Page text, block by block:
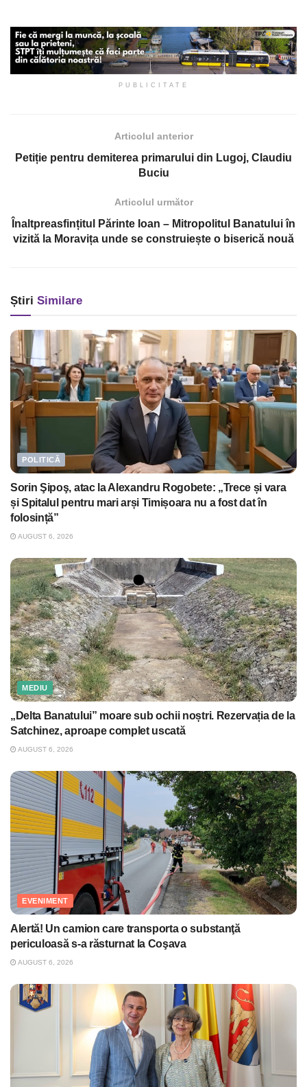
PUBLICITATE
Articolul anterior
Petiție pentru demiterea primarului din Lugoj, Claudiu
Buciu
Articolul următor
Înaltpreasfințitul Părinte Ioan – Mitropolitul Banatului în
vizită la Moravița unde se construiește o biserică nouă
Știri Similare
POLITICĂ
Sorin Şipoş, atac la Alexandru Rogobete: „Trece și vara
și Spitalul pentru mari arși Timișoara nu a fost dat în
folosință”
AUGUST 6, 2026
MEDIU
„Delta Banatului” moare sub ochii noștri. Rezervația de la
Satchinez, aproape complet uscată
AUGUST 6, 2026
EVENIMENT
Alertă! Un camion care transporta o substanţă
periculoasă s-a răsturnat la Coşava
AUGUST 6, 2026